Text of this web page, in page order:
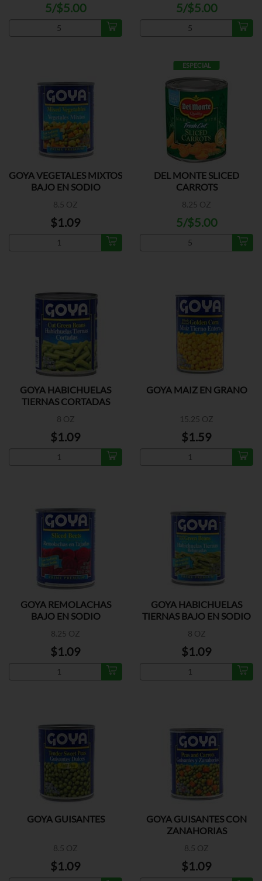
5/$5.00 5/$5.00
GOYA VEGETALES MIXTOS
BAJO EN SODIO
8.5 OZ
$1.09
ESPECIAL
DEL MONTE SLICED
CARROTS
8.25 OZ
5/$5.00
GOYA HABICHUELAS
TIERNAS CORTADAS
8 OZ
$1.09
GOYA MAIZ EN GRANO
15.25 OZ
$1.59
GOYA REMOLACHAS
BAJO EN SODIO
8.25 OZ
$1.09
GOYA HABICHUELAS
TIERNAS BAJO EN SODIO
8 OZ
$1.09
GOYA GUISANTES
8.5 OZ
$1.09
GOYA GUISANTES CON
ZANAHORIAS
8.5 OZ
$1.09